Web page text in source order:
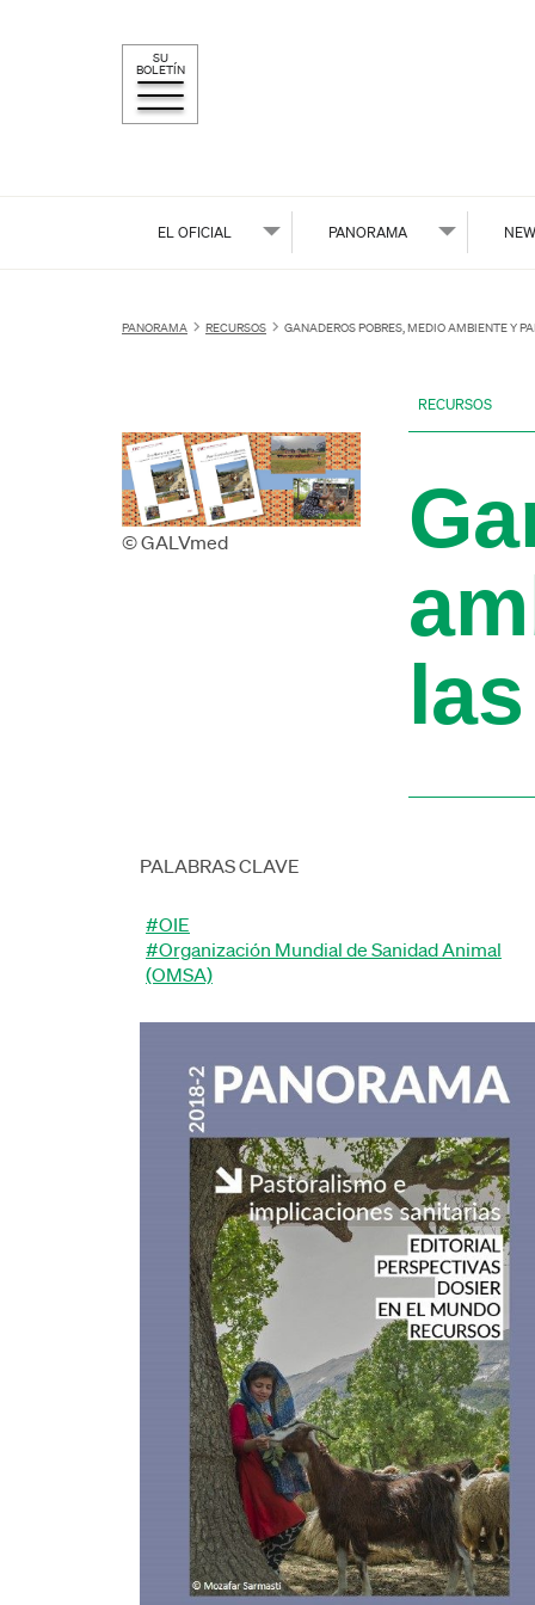
SU
BOLETÍN
EL OFICIAL PANORAMA
PANORAMA RECURSOS GANADEROS POBRES, MEDIO AMBIENTE Y
RECURSOS
© GALVmed
PALABRAS CLAVE
#OIE
#Organización Mundial de Sanidad Animal
(OMSA)